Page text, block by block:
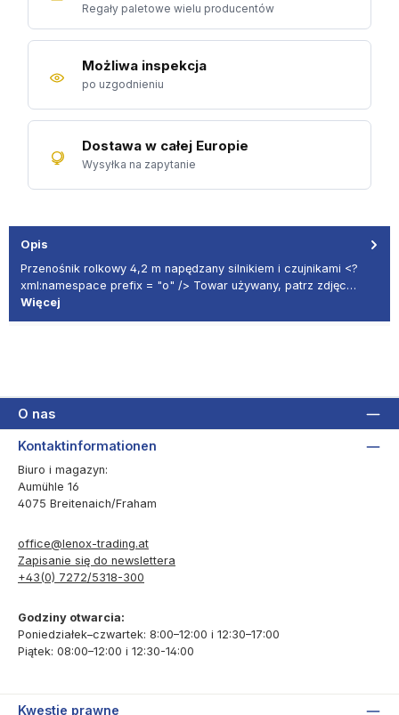
Regały paletowe wielu producentów
Możliwa inspekcja
po uzgodnieniu
Dostawa w całej Europie
Wysyłka na zapytanie
Opis
Przenośnik rolkowy 4,2 m napędzany silnikiem i czujnikami <?
xml:namespace prefix = "o" /> Towar używany, patrz zdjęc…
Więcej
O nas
Kontaktinformationen
Biuro i magazyn:
Aumühle 16
4075 Breitenaich/Fraham
office@lenox-trading.at
Zapisanie się do newslettera
+43(0) 7272/5318-300
Godziny otwarcia:
Poniedziałek–czwartek: 8:00–12:00 i 12:30–17:00
Piątek: 08:00–12:00 i 12:30-14:00
Kwestie prawne